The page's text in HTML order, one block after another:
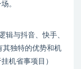
。
辑与抖音、快手、
其独特的优势和机
机省事项目）